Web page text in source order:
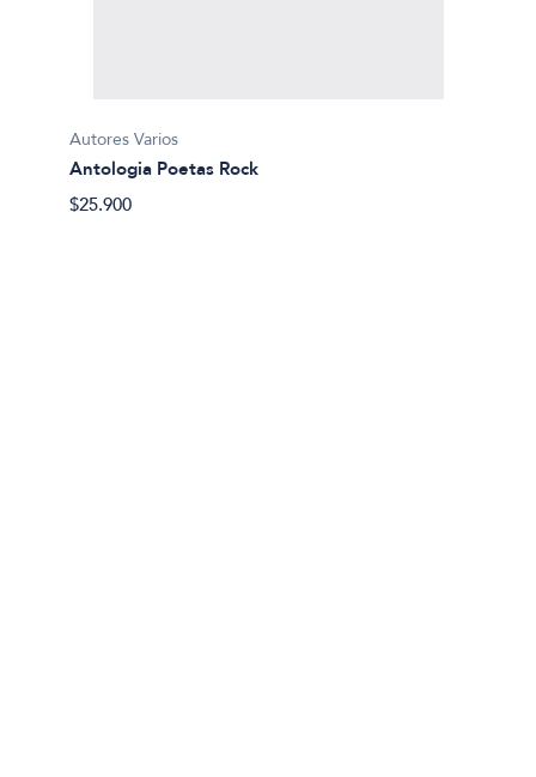
Autores Varios
Antologia Poetas Rock
$25.900